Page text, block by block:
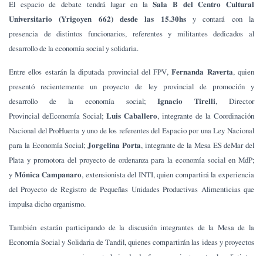
El espacio de debate tendrá lugar en laSala B del Centro Cultural
Universitario (Yrigoyen 662) desde las 15.30hsy contará con la
presencia de distintos funcionarios, referentes y militantes dedicados al
desarrollo de la economía social y solidaria.
Entre ellos estarán la diputada provincial del FPV,Fernanda Raverta, quien
presentó recientemente un proyecto de ley provincial de promoción y
desarrollo de la economía social; Ignacio Tirelli, Director
Provincial deEconomía Social; Luis Caballero, integrante de la Coordinación
Nacional del ProHuerta y uno de los referentes del Espacio por una Ley Nacional
para la Economía Social; Jorgelina Porta, integrante de la Mesa ES deMar del
Plata y promotora del proyecto de ordenanza para la economía social en MdP;
y Mónica Campanaro, extensionista del INTI, quien compartirá la experiencia
del Proyecto de Registro de Pequeñas Unidades Productivas Alimenticias que
impulsa dicho organismo.
También estarán participando de la discusión integrantes de la Mesa de la
Economía Social y Solidaria de Tandil, quienes compartirán las ideas y proyectos